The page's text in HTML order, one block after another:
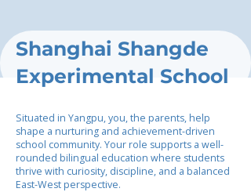
Shanghai Shangde
Experimental School
Situated in Yangpu, you, the parents, help
shape a nurturing and achievement-driven
school community. Your role supports a well-
rounded bilingual education where students
thrive with curiosity, discipline, and a balanced
East-West perspective.